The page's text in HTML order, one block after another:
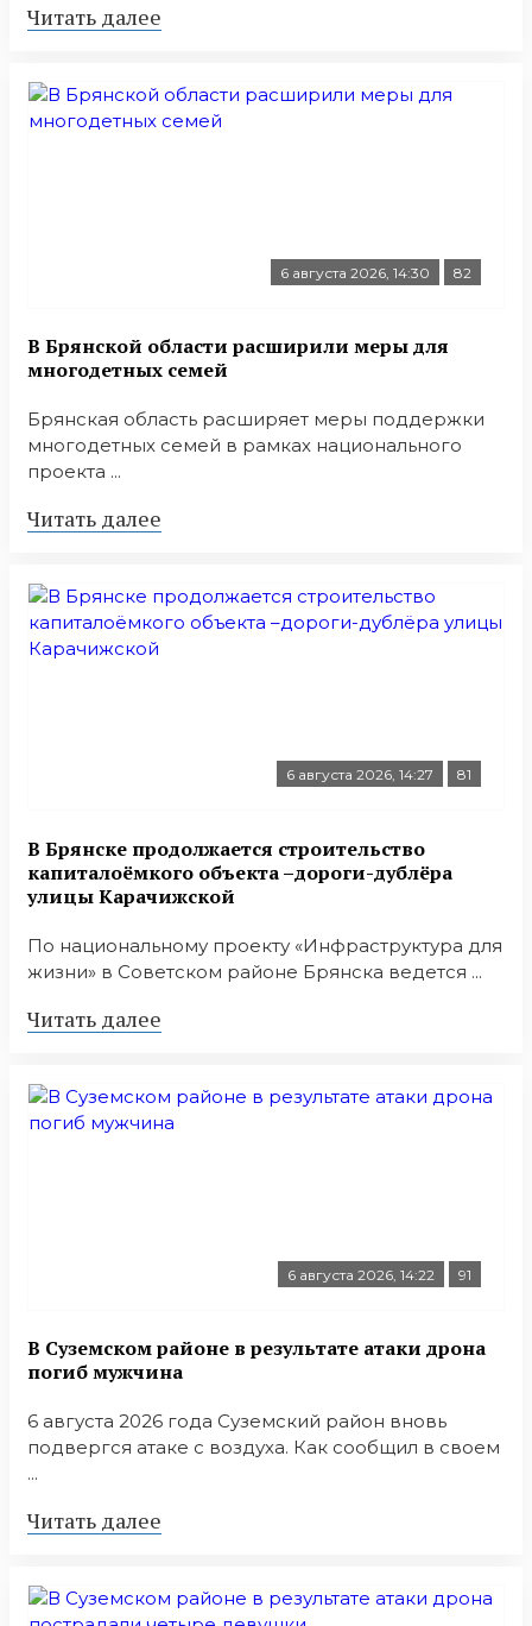
Читать далее
6 августа 2026, 14:30 82
В Брянской области расширили меры для
многодетных семей
Брянская область расширяет меры поддержки
многодетных семей в рамках национального
проекта ...
Читать далее
6 августа 2026, 14:27 81
В Брянске продолжается строительство
капиталоёмкого объекта –дороги-дублёра
улицы Карачижской
По национальному проекту «Инфраструктура для
жизни» в Советском районе Брянска ведется ...
Читать далее
6 августа 2026, 14:22 91
В Суземском районе в результате атаки дрона
погиб мужчина
6 августа 2026 года Суземский район вновь
подвергся атаке с воздуха. Как сообщил в своем
...
Читать далее